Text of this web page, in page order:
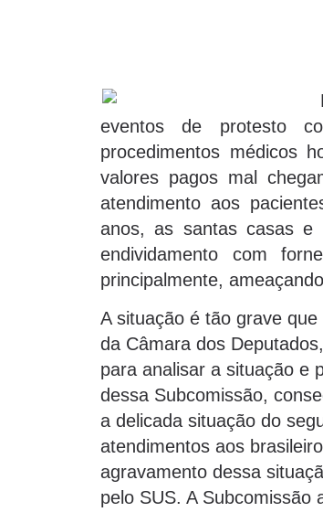
eventos de protesto
procedimentos médicos
valores pagos mal
atendimento aos
anos, as santas casas e
endividamento com
principalmente,
A situação é tão grave
da Câmara dos
para analisar a situação e
dessa Subcomissão,
a delicada situação do
atendimentos aos
agravamento dessa
pelo SUS. A Subcomissão